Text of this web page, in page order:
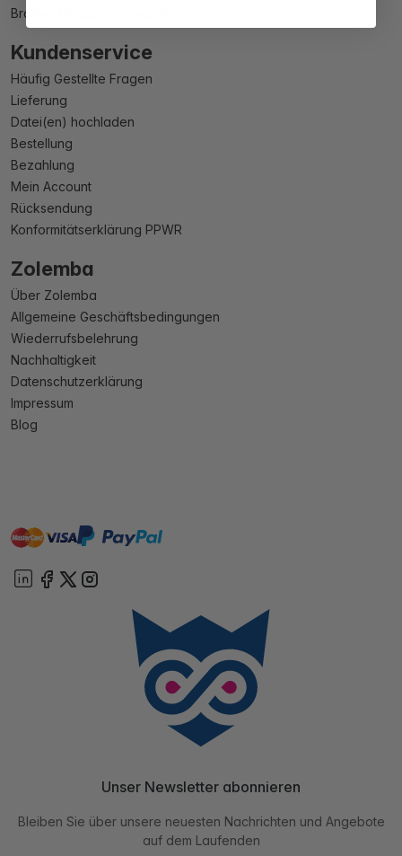
Brother DK 22205 kompatible
Kundenservice
Häufig Gestellte Fragen
Lieferung
Datei(en) hochladen
Bestellung
Bezahlung
Mein Account
Rücksendung
Konformitätserklärung PPWR
Zolemba
Über Zolemba
Allgemeine Geschäftsbedingungen
Wiederrufsbelehrung
Nachhaltigkeit
Datenschutzerklärung
Impressum
Blog
mastervisa paypal
Unser Newsletter abonnieren
Bleiben Sie über unsere neuesten Nachrichten und Angebote
auf dem Laufenden